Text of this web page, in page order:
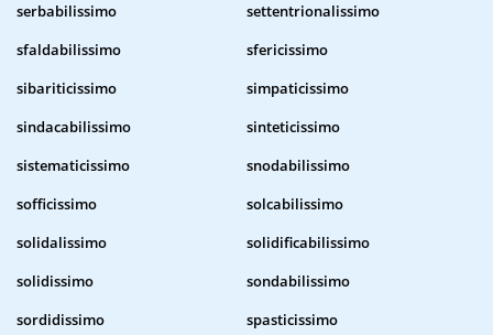
serbabilissimo
settentrionalissimo
sfaldabilissimo
sfericissimo
sibariticissimo
simpaticissimo
sindacabilissimo
sinteticissimo
sistematicissimo
snodabilissimo
sofficissimo
solcabilissimo
solidalissimo
solidificabilissimo
solidissimo
sondabilissimo
sordidissimo
spasticissimo